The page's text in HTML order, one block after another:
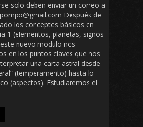
solo deben enviar un correo a
Después de
los conceptos básicos en
1 (elementos, planetas, signos
nuevo modulo nos
en los puntos claves que nos
una carta astral desde
(temperamento) hasta lo
(aspectos). Estudiaremos el